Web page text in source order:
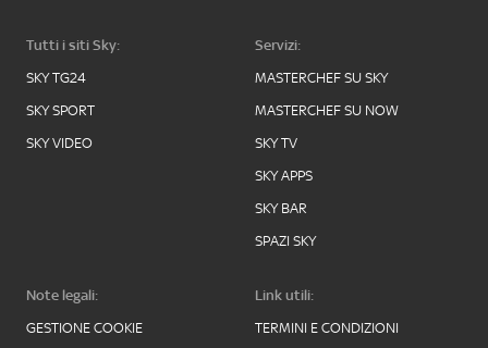
Tutti i siti Sky:
SKY TG24
SKY SPORT
SKY VIDEO
Servizi:
MASTERCHEF SU SKY
MASTERCHEF SU NOW
SKY TV
SKY APPS
SKY BAR
SPAZI SKY
Note legali:
GESTIONE COOKIE
Link utili:
TERMINI E CONDIZIONI